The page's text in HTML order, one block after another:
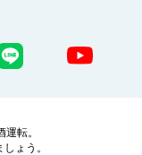
転。
ょう。